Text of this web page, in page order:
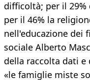
difficoltà; per il
per il 46% la
nell'educazione dei
sociale Alberto
della raccolta dati
«le famiglie miste